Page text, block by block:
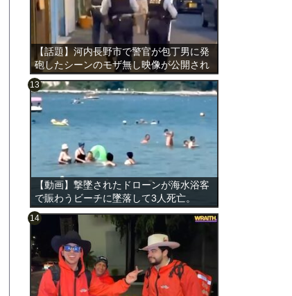
【話題】河内長野市で警官が包丁男に発
砲したシーンのモザ無し映像が公開され
る。
【動画】撃墜されたドローンが海水浴客
で賑わうビーチに墜落して3人死亡。